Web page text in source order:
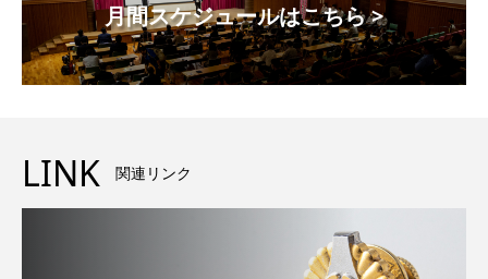
月間スケジュールはこちら >
LINK 関連リンク